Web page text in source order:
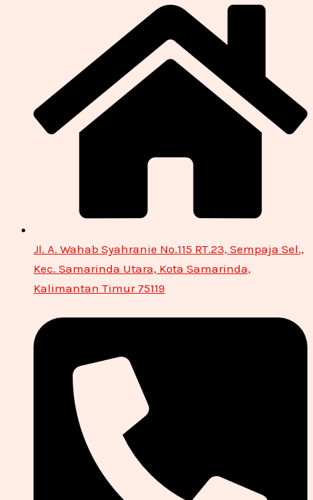
Jl. A. Wahab Syahranie No.115 RT.23, Sempaja Sel.,
Kec. Samarinda Utara, Kota Samarinda,
Kalimantan Timur 75119